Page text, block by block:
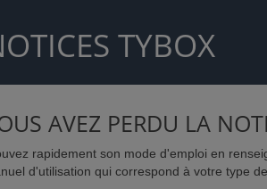
TYBOX
AVEZ PERDU LA
rapidement son mode d'emploi en
d'utilisation qui correspond à votre type